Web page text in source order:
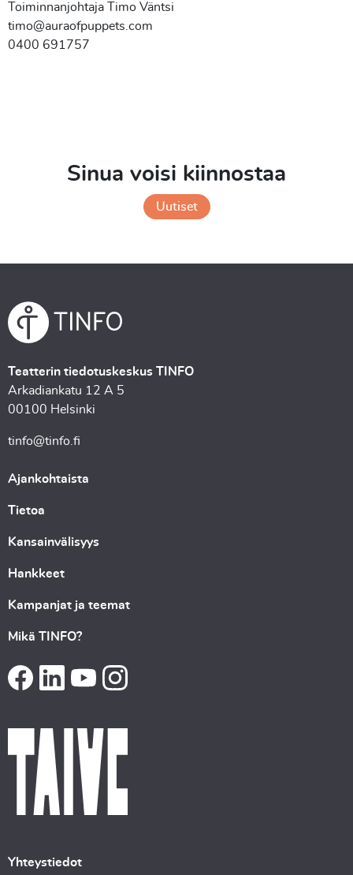
Toiminnanjohtaja Timo Väntsi
timo@auraofpuppets.com
0400 691757
Sinua voisi kiinnostaa
Uutiset
Teatterin tiedotuskeskus TINFO
Arkadiankatu 12 A 5
00100 Helsinki
tinfo@tinfo.fi
Ajankohtaista
Tietoa
Kansainvälisyys
Hankkeet
Kampanjat ja teemat
Mikä TINFO?
Yhteystiedot